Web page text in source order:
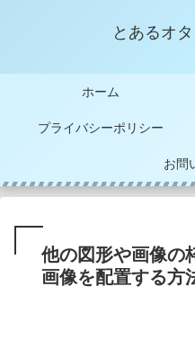
とあるオ
ホーム
プライバシーポリシー
お問
他の図形や画像の
画像を配置する方